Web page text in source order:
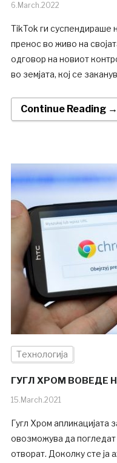
6.March.2022
TikTok ги суспендираше
пренос во живо на
одговор на новиот
во земјата, кој се
Continue Reading →
Технологија
ГУГЛ ХРОМ ВОВЕДЕ
15.March.2021
Гугл Хром апликацијата
овозможува да погледат
отворат. Доколку сте ја